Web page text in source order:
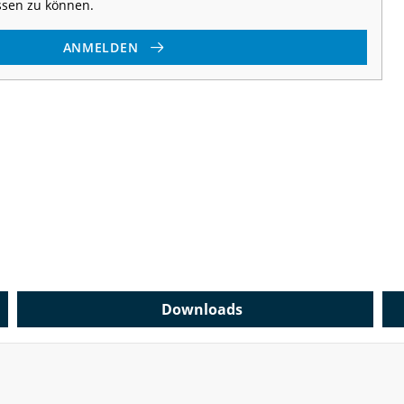
zu können.
ANMELDEN
Downloads